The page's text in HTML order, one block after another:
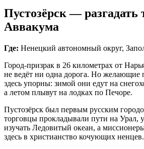
Пустозёрск — разгадать
Аввакума
Где: Ненецкий автономный округ,
Город‑призрак в 26 километрах от
не ведёт ни одна дорога. Но желающие
здесь упорны: зимой они едут на
а летом плывут на лодках по Печоре.
Пустозёрск был первым русским
торговцы прокладывали пути на Урал,
изучать Ледовитый океан, а
здесь в христианство кочующих ненцев.